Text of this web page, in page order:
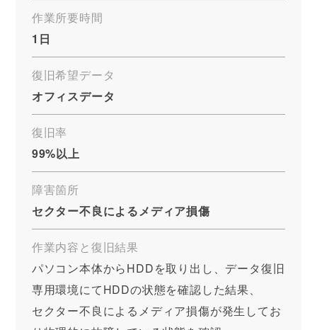
作業所要時間
1日
復旧希望データ
オフィスデータ
復旧率
99%以上
障害箇所
セクター不良によるメディア損傷
作業内容と復旧結果
パソコン本体からHDDを取り出し、データ復旧
専用環境にてHDDの状態を確認した結果、
セクター不良によるメディア損傷が発生してお